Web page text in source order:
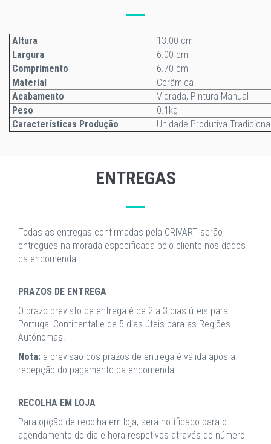
Altura
13.00 cm
Largura
6.00 cm
Comprimento
6.70 cm
Material
Cerâmica
Acabamento
Vidrada, Pintura Manual
Peso
0.1kg
Características Produção
Unidade Produtiva
ENTREGAS
Todas as entregas confirmadas pela CRIVART serão
entregues na morada especificada pelo cliente nos dados
da encomenda.
PRAZOS DE ENTREGA
O prazo previsto de entrega é de 2 a 3 dias úteis para
Portugal Continental e de 5 dias úteis para as Regiões
Autónomas.
Nota: a previsão dos prazos de entrega é válida após a
recepção do pagamento da encomenda.
RECOLHA EM LOJA
Para opção de recolha em loja, será notificado para o
agendamento do dia e hora respetivos através do número